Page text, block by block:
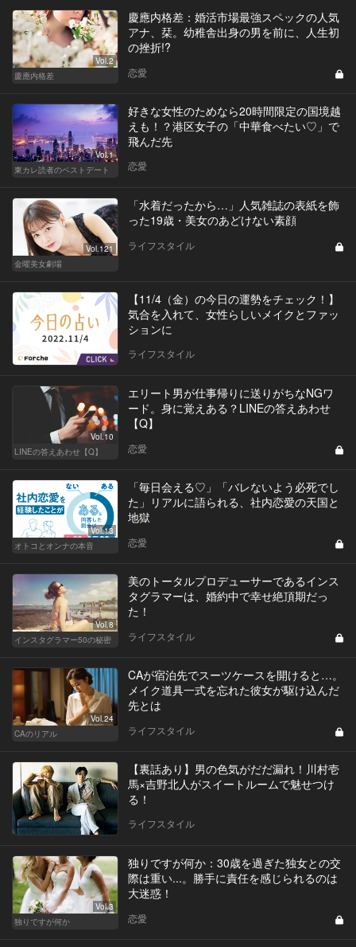
Vol.2
慶應内格差
慶應内格差：婚活市場最強スペックの人気
アナ、栞。幼稚舎出身の男を前に、人生初
の挫折!?
恋愛
Vol.1
東カレ読者のベストデート
好きな女性のためなら20時間限定の国境越
えも！？港区女子の「中華食べたい♡」で
飛んだ先
恋愛
Vol.121
金曜美女劇場
「水着だったから…」人気雑誌の表紙を飾
った19歳・美女のあどけない素顔
ライフスタイル
【11/4（金）の今日の運勢をチェック！】
気合を入れて、女性らしいメイクとファッ
ションに
ライフスタイル
Vol.10
LINEの答えあわせ【Q】
エリート男が仕事帰りに送りがちなNGワ
ード。身に覚えある？LINEの答えあわせ
【Q】
恋愛
Vol.13
オトコとオンナの本音
「毎日会える♡」「バレないよう必死でし
た」リアルに語られる、社内恋愛の天国と
地獄
恋愛
Vol.8
インスタグラマー50の秘密
美のトータルプロデューサーであるインス
タグラマーは、婚約中で幸せ絶頂期だっ
た！
ライフスタイル
Vol.24
CAのリアル
CAが宿泊先でスーツケースを開けると…。
メイク道具一式を忘れた彼女が駆け込んだ
先とは
ライフスタイル
【裏話あり】男の色気がだだ漏れ！川村壱
馬×吉野北人がスイートルームで魅せつけ
る！
ライフスタイル
Vol.3
独りですが何か
独りですが何か：30歳を過ぎた独女との交
際は重い...。勝手に責任を感じられるのは
大迷惑！
恋愛